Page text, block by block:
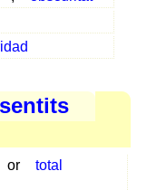
or
total